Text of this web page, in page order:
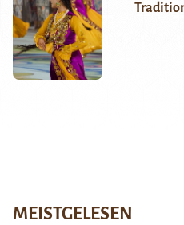
MEISTGELESEN